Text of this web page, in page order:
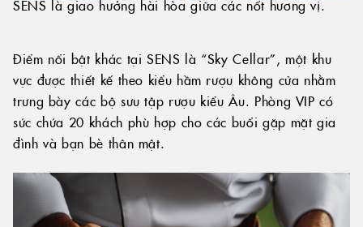
SENS là giao hưởng hài hòa giữa các nốt hương vị.
Điểm nổi bật khác tại SENS là “Sky Cellar”, một khu
vực được thiết kế theo kiểu hầm rượu không cửa nhằm
trưng bày các bộ sưu tập rượu kiểu Âu. Phòng VIP có
sức chứa 20 khách phù hợp cho các buổi gặp mặt gia
đình và bạn bè thân mật.